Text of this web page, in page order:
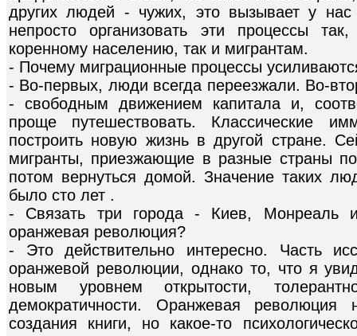
других людей - чужих, это вызывает у нас
непросто организовать эти процессы
коренному населению, так и мигрантам.
- Почему миграционные процессы
- Во-первых, люди всегда переезжали. Во-
- свободным движением капитала и,
проще путешествовать. Классические
построить новую жизнь в другой стране.
мигранты, приезжающие в разные страны
потом вернуться домой. Значение таких
было сто лет .
- Связать три города - Киев, Монреаль
оранжевая революция?
- Это действительно интересно. Часть
оранжевой революции, однако то, что я
новым уровнем открытости,
демократичности. Оранжевая
создания книги, но какое-то